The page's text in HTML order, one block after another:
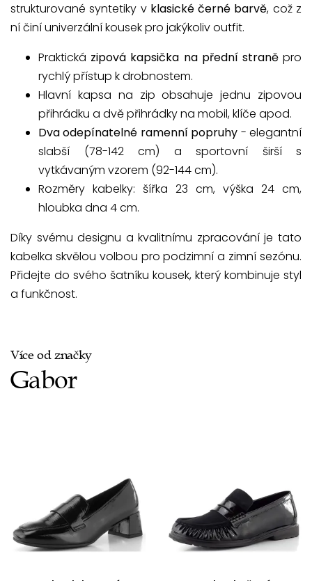
strukturované syntetiky v klasické černé barvě, což z
ní činí univerzální kousek pro jakýkoliv outfit.
Praktická zipová kapsička na přední straněpro
rychlý přístup k drobnostem.
Hlavní kapsa na zip obsahuje jednu zipovou
přihrádku a dvě přihrádky na mobil, klíče apod.
Dva odepínatelné ramenní popruhy - elegantní
slabší (78-142 cm) a sportovní širší s
vytkávaným vzorem (92-144 cm).
Rozměry kabelky: šířka 23 cm, výška 24 cm,
hloubka dna 4 cm.
Díky svému designu a kvalitnímu zpracování je tato
kabelka skvělou volbou pro podzimní a zimní sezónu.
Přidejte do svého šatníku kousek, který kombinuje styl
a funkčnost.
Více od značky
Gabor